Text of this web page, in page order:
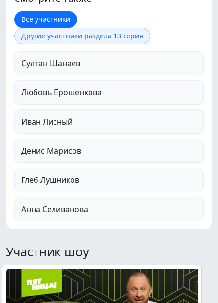
Все участники
Другие участники раздела 13 серия
Султан Шанаев
Любовь Ерошенкова
Иван Лисный
Денис Марисов
Глеб Лушников
Анна Селиванова
Участник шоу